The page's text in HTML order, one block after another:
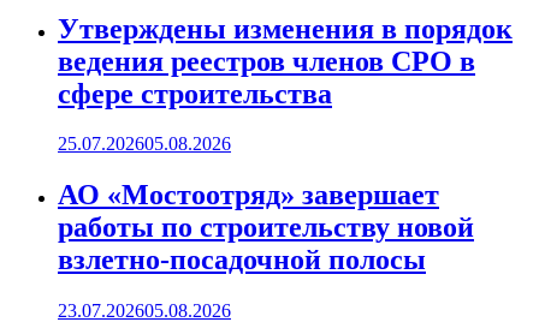
Утверждены изменения в порядок
ведения реестров членов СРО в
сфере строительства
25.07.202605.08.2026
АО «Мостоотряд» завершает
работы по строительству новой
взлетно-посадочной полосы
23.07.202605.08.2026